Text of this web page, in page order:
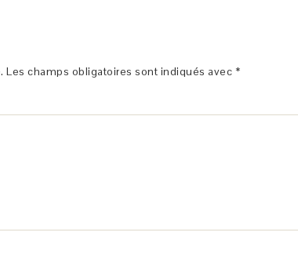
Les champs obligatoires sont indiqués avec *